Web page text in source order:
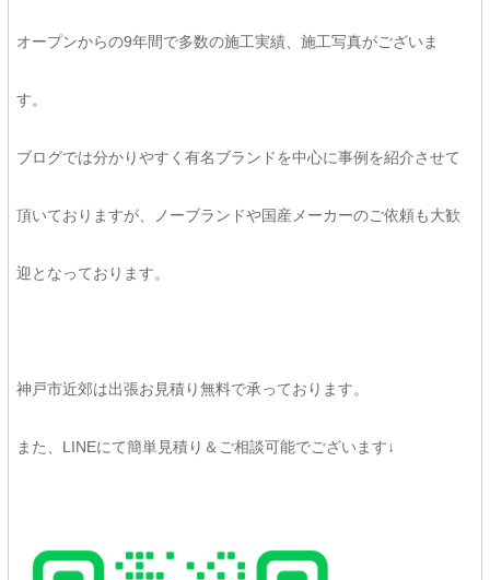
オープンからの9年間で多数の施工実績、施工写真がございま
す。
ブログでは分かりやすく有名ブランドを中心に事例を紹介させて
頂いておりますが、ノーブランドや国産メーカーのご依頼も大歓
迎となっております。
神戸市近郊は出張お見積り無料で承っております。
また、LINEにて簡単見積り＆ご相談可能でございます↓